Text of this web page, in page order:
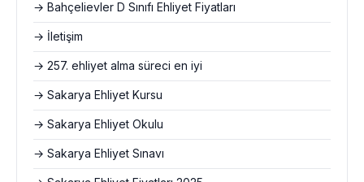
→ Bahçelievler D Sınıfı Ehliyet Fiyatları
→ İletişim
→ 257. ehliyet alma süreci en iyi
→ Sakarya Ehliyet Kursu
→ Sakarya Ehliyet Okulu
→ Sakarya Ehliyet Sınavı